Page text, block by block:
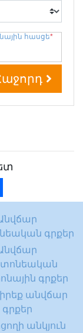
հասցե*
գրքեր
գրքեր
անվճար
գրքեր
անկյուն